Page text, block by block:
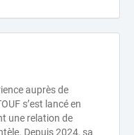
auprès de
s’est lancé en
une relation de
Depuis 2024, sa